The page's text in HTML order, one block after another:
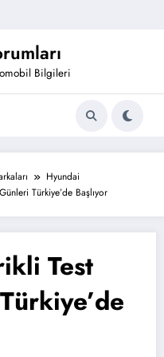
Bilgileri
Hyundai
Türkiye’de Başlıyor
Test